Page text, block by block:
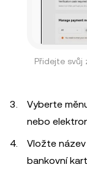
Přidejte svůj
Vyberte
nebo
Vložte
bankovní